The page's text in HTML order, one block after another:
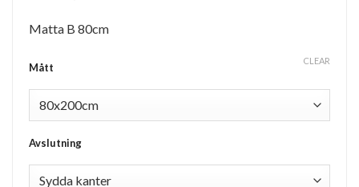
Matta B 80cm
Mått
Avslutning
CLEAR